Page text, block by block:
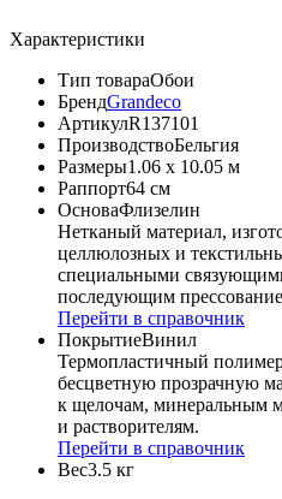
Характеристики
Тип товараОбои
БрендGrandeco
АртикулR137101
ПроизводствоБельгия
Размеры1.06 x 10.05 м
Раппорт64 см
ОсноваФлизелин
Нетканый материал,
целлюлозных и
специальными
последующим
Перейти в справочник
ПокрытиеВинил
Термопластичный
бесцветную прозрачную
к щелочам, минеральным
и растворителям.
Перейти в справочник
Вес3.5 кг